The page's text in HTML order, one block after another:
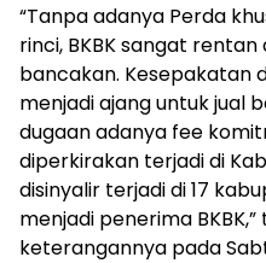
“Tanpa adanya Perda
rinci, BKBK sangat
bancakan. Kesepakatan
menjadi ajang untuk jual
dugaan adanya fee
diperkirakan terjadi di
disinyalir terjadi di 17
menjadi penerima
keterangannya pada